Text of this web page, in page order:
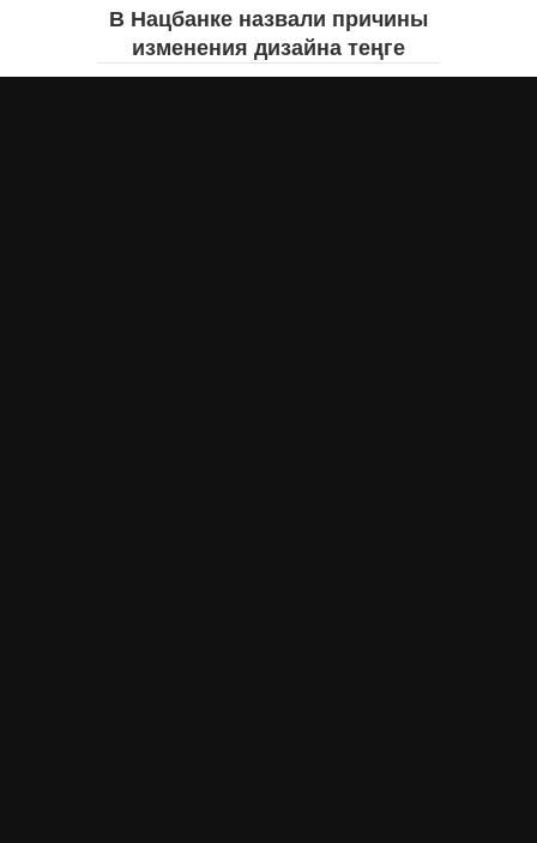
В Нацбанке назвали причины
изменения дизайна теңге